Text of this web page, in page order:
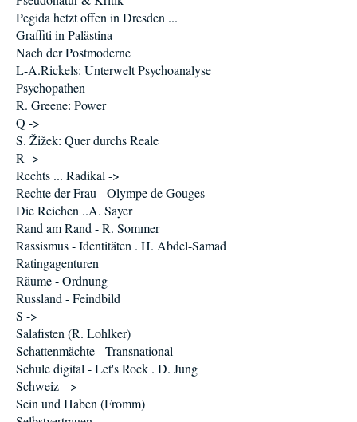
Pegida hetzt offen in Dresden ...
Graffiti in Palästina
Nach der Postmoderne
L-A.Rickels: Unterwelt Psychoanalyse
Psychopathen
R. Greene: Power
Q ->
S. Žižek: Quer durchs Reale
R ->
Rechts ... Radikal ->
Rechte der Frau - Olympe de Gouges
Die Reichen ..A. Sayer
Rand am Rand - R. Sommer
Rassismus - Identitäten . H. Abdel-Samad
Ratingagenturen
Räume - Ordnung
Russland - Feindbild
S ->
Salafisten (R. Lohlker)
Schattenmächte - Transnational
Schule digital - Let's Rock . D. Jung
Schweiz -->
Sein und Haben (Fromm)